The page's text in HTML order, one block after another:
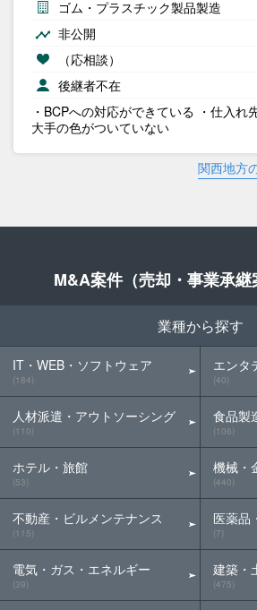
ゴム・プラスチック製品製造
非公開
（応相談）
後継者不在
・BCPへの対応ができている ・仕入れ
大手の色がついていない
関西地方
M&A案件（売却・事業承
業種から探す
IT・WEB・ソフトウェア
(184)
人材派遣・アウトソーシング
(110)
ホテル・旅館
(53)
不動産・ビルメンテナンス
(115)
電気・ガス・エネルギー
(39)
エンタ
(40)
食品製
(106)
機械・
(440)
医薬品
(7)
建築・
(475)